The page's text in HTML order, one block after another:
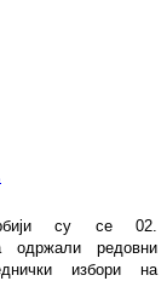
су се 02.
одржали редовни
избори на